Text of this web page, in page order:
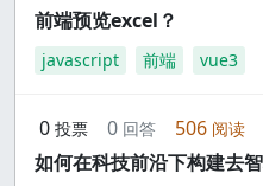
前端预览excel？
javascript 前端 vue3
0 投票 0 回答 506 阅读
如何在科技前沿下构建去